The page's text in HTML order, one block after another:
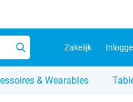
Zakelijk
& Wearables